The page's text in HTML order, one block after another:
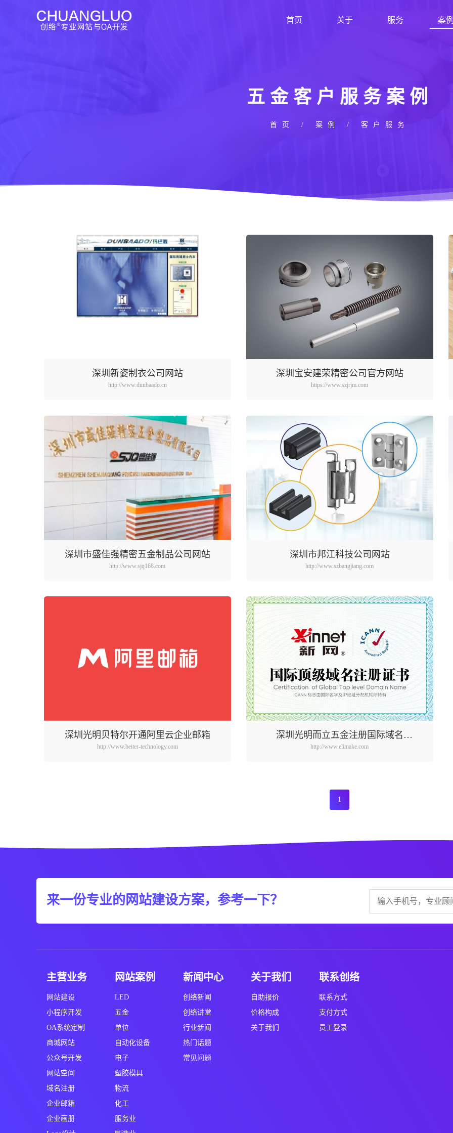
首页 关于 服务 案
五金客户服务案例
首页 / 案例 / 客户服务
深圳新姿制衣公司网站
http://www.dunbaado.cn
深圳宝安建荣精密公司官方网站
https://www.szjrjm.com
深圳市盛佳强精密五金制品公司网站
http://www.sjq168.com
深圳市邦江科技公司网站
http://www.szbangjiang.com
深圳光明贝特尔开通阿里云企业邮箱
http://www.beiter-technology.com
深圳光明而立五金注册国际域名
elimake.com
http://www.elimake.com
1
来一份专业的网站建设方案，参考一下？
主营业务
网站建设
小程序开发
OA系统定制
商城网站
公众号开发
网站空间
域名注册
企业邮箱
企业画册
网站案例
LED
五金
单位
自动化设备
电子
塑胶模具
物流
化工
服务业
新闻中心
创络新闻
创络讲堂
行业新闻
热门话题
常见问题
关于我们
自助报价
价格构成
关于我们
联系创络
联系方式
支付方式
员工登录